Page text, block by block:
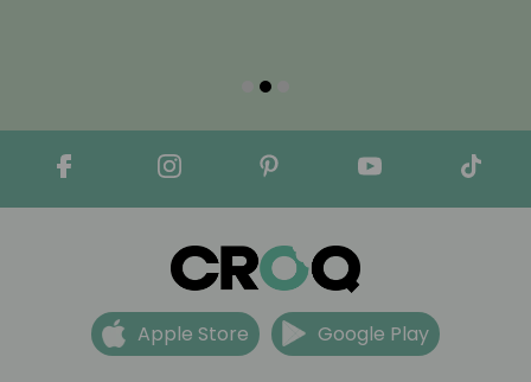
Apple Store Google Play